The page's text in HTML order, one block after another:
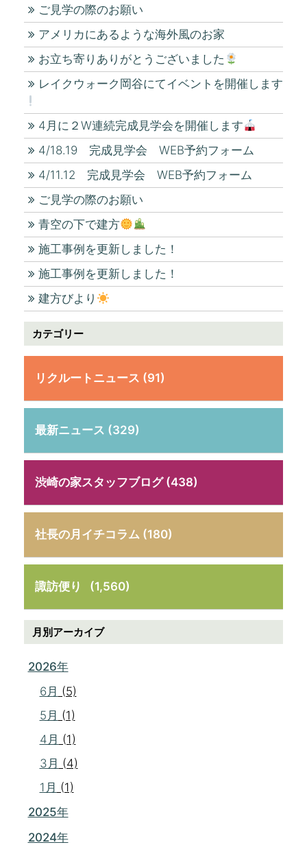
ご見学の際のお願い
アメリカにあるような海外風のお家
お立ち寄りありがとうございました
レイクウォーク岡谷にてイベントを開催します
4月に２W連続完成見学会を開催します
4/18.19 完成見学会 WEB予約フォーム
4/11.12 完成見学会 WEB予約フォーム
ご見学の際のお願い
青空の下で建方
施工事例を更新しました！
施工事例を更新しました！
建方びより
カテゴリー
リクルートニュース (91)
最新ニュース (329)
渋崎の家スタッフブログ (438)
社長の月イチコラム (180)
諏訪便り (1,560)
月別アーカイブ
2026年
6月 (5)
5月 (1)
4月 (1)
3月 (4)
1月 (1)
2025年
2024年